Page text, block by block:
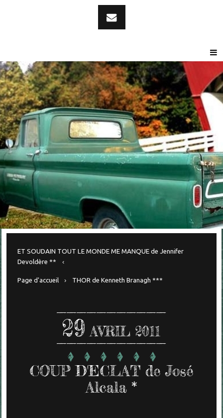
ET SOUDAIN TOUT LE MONDE ME MANQUE de Jennifer
Devoldère **
Page d'accueil THOR de Kenneth Branagh ***
29 AVRIL 2011
COUP D'ECLAT de José
Alcala *